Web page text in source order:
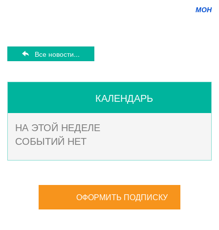
МОН
Все новости...
КАЛЕНДАРЬ
НА ЭТОЙ НЕДЕЛЕ
СОБЫТИЙ НЕТ
ОФОРМИТЬ ПОДПИСКУ